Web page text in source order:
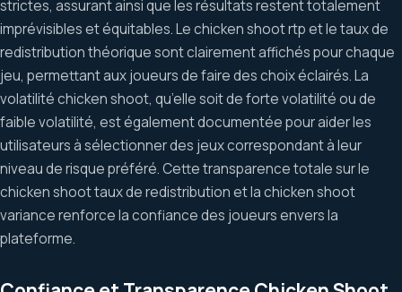
strictes, assurant ainsi que les résultats restent totalement
imprévisibles et équitables. Le chicken shoot rtp et le taux de
redistribution théorique sont clairement affichés pour chaque
jeu, permettant aux joueurs de faire des choix éclairés. La
volatilité chicken shoot, qu’elle soit de forte volatilité ou de
faible volatilité, est également documentée pour aider les
utilisateurs à sélectionner des jeux correspondant à leur
niveau de risque préféré. Cette transparence totale sur le
chicken shoot taux de redistribution et la chicken shoot
variance renforce la confiance des joueurs envers la
plateforme.